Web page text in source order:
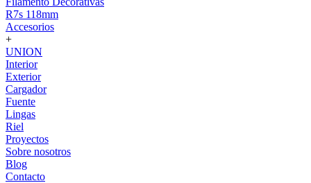
R7s 118mm
Accesorios
+
UNION
Interior
Exterior
Cargador
Fuente
Lingas
Riel
Proyectos
Sobre nosotros
Blog
Contacto